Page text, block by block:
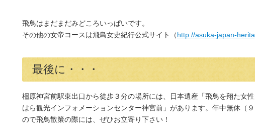
飛鳥はまだまだみどころいっぱいです。
その他の女帝コースは飛鳥女史紀行公式サイト（http://asuka-japan-
最後に・・・
橿原神宮前駅東出口から徒歩３分の場所には、日本遺産「飛鳥を翔た女
はら観光インフォメーションセンター神宮前」があります。年中無休（
ので飛鳥散策の際には、ぜひお立寄り下さい！